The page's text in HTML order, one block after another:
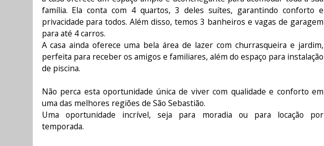
família. Ela conta com 4 quartos, 3 deles suítes, garantindo conforto e
privacidade para todos. Além disso, temos 3 banheiros e vagas de garagem
para até 4 carros.
A casa ainda oferece uma bela área de lazer com churrasqueira e jardim,
perfeita para receber os amigos e familiares, além do espaço para instalação
de piscina.
Não perca esta oportunidade única de viver com qualidade e conforto em
uma das melhores regiões de São Sebastião.
Uma oportunidade incrível, seja para moradia ou para locação por
temporada.